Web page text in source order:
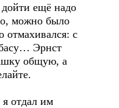
ещё надо
можно было
с
Эрнст
общую, а
им